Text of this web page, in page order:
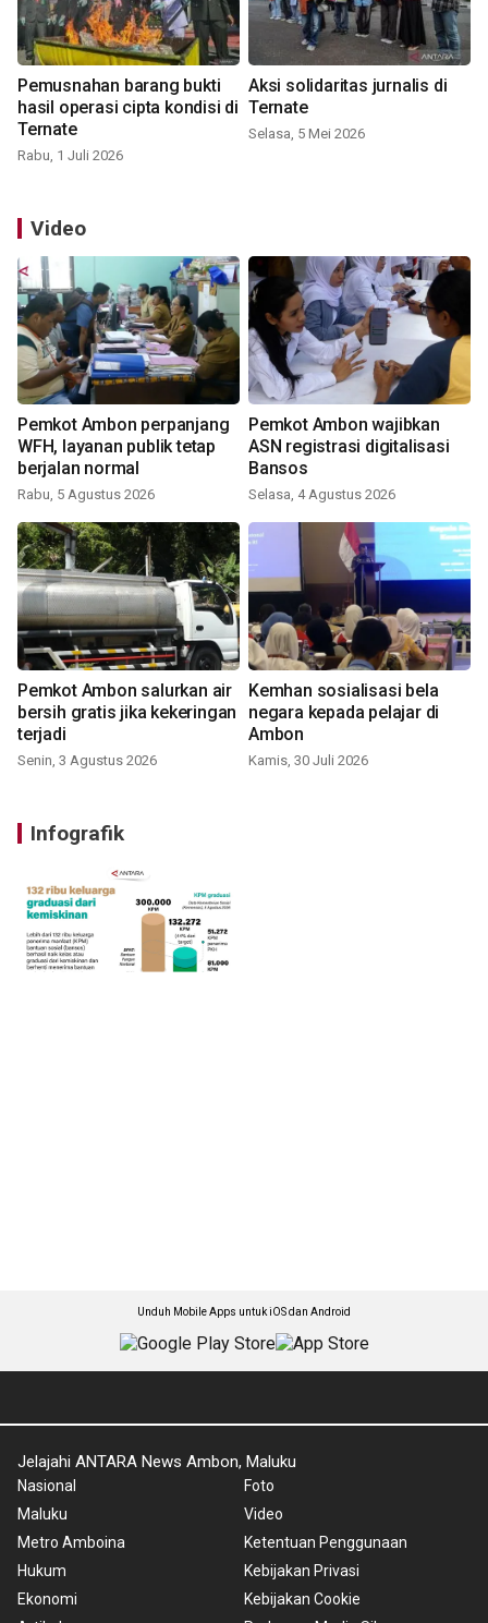
Pemusnahan barang bukti
hasil operasi cipta kondisi di
Ternate
Rabu, 1 Juli 2026
Aksi solidaritas jurnalis di
Ternate
Selasa, 5 Mei 2026
Video
Pemkot Ambon perpanjang
WFH, layanan publik tetap
berjalan normal
Rabu, 5 Agustus 2026
Pemkot Ambon wajibkan
ASN registrasi digitalisasi
Bansos
Selasa, 4 Agustus 2026
Pemkot Ambon salurkan air
bersih gratis jika kekeringan
terjadi
Senin, 3 Agustus 2026
Kemhan sosialisasi bela
negara kepada pelajar di
Ambon
Kamis, 30 Juli 2026
Infografik
Unduh Mobile Apps untuk iOS dan Android
Jelajahi ANTARA News Ambon, Maluku
Nasional
Maluku
Metro Amboina
Hukum
Ekonomi
Foto
Video
Ketentuan Penggunaan
Kebijakan Privasi
Kebijakan Cookie